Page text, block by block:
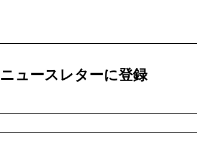
ニュースレターに登録